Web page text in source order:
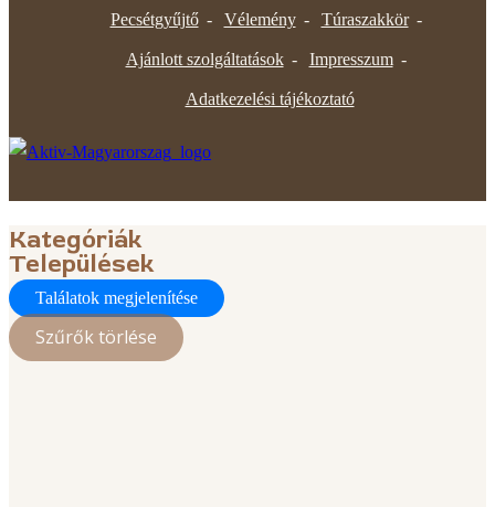
Pecsétgyűjtő Vélemény Túraszakkör
Ajánlott szolgáltatások Impresszum
Adatkezelési tájékoztató
Kategóriák
Települések
Találatok megjelenítése
Szűrők törlése